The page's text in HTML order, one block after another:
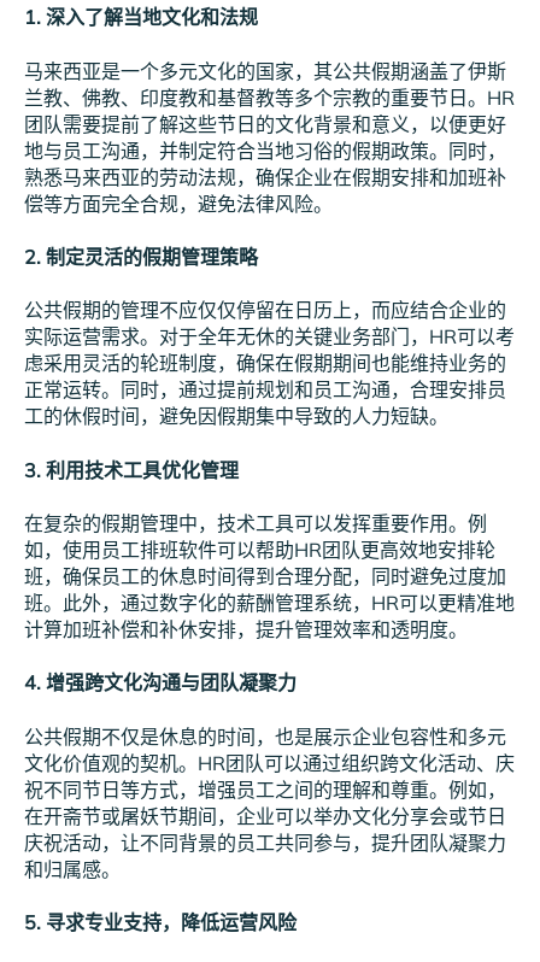
1. 深入了解当地文化和法规
马来西亚是一个多元文化的国家，其公共假期涵盖了伊斯
兰教、佛教、印度教和基督教等多个宗教的重要节日。HR
团队需要提前了解这些节日的文化背景和意义，以便更好
地与员工沟通，并制定符合当地习俗的假期政策。同时，
熟悉马来西亚的劳动法规，确保企业在假期安排和加班补
偿等方面完全合规，避免法律风险。
2. 制定灵活的假期管理策略
公共假期的管理不应仅仅停留在日历上，而应结合企业的
实际运营需求。对于全年无休的关键业务部门，HR可以考
虑采用灵活的轮班制度，确保在假期期间也能维持业务的
正常运转。同时，通过提前规划和员工沟通，合理安排员
工的休假时间，避免因假期集中导致的人力短缺。
3. 利用技术工具优化管理
在复杂的假期管理中，技术工具可以发挥重要作用。例
如，使用员工排班软件可以帮助HR团队更高效地安排轮
班，确保员工的休息时间得到合理分配，同时避免过度加
班。此外，通过数字化的薪酬管理系统，HR可以更精准地
计算加班补偿和补休安排，提升管理效率和透明度。
4. 增强跨文化沟通与团队凝聚力
公共假期不仅是休息的时间，也是展示企业包容性和多元
文化价值观的契机。HR团队可以通过组织跨文化活动、庆
祝不同节日等方式，增强员工之间的理解和尊重。例如，
在开斋节或屠妖节期间，企业可以举办文化分享会或节日
庆祝活动，让不同背景的员工共同参与，提升团队凝聚力
和归属感。
5. 寻求专业支持，降低运营风险